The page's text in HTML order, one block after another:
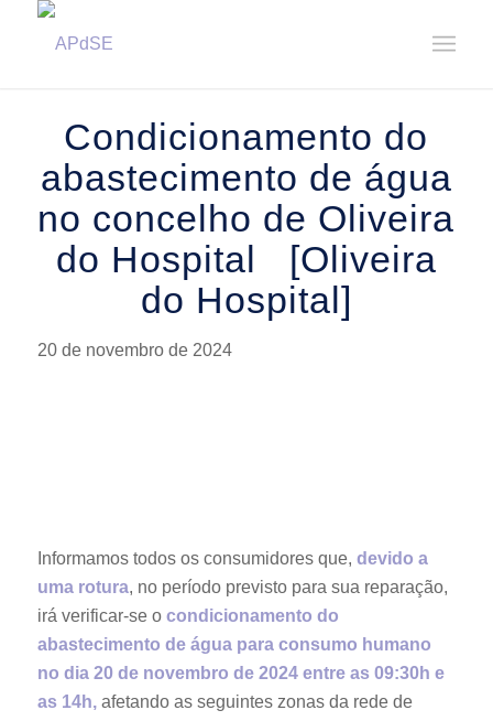
Condicionamento do abastecimento de água no concelho de Oliveira do
Condicionamento do
abastecimento de água
no concelho de Oliveira
do Hospital [Oliveira
do Hospital]
20 de novembro de 2024
Informamos todos os consumidores que, devido a
uma rotura, no período previsto para sua reparação,
irá verificar-se o condicionamento do
abastecimento de água para consumo humano
no dia 20 de novembro de 2024 entre as 09:30h e
as 14h, afetando as seguintes zonas da rede de